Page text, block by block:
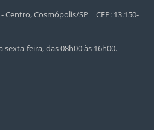
Centro, Cosmópolis/SP | CEP: 13.150-
feira, das 08h00 às 16h00.